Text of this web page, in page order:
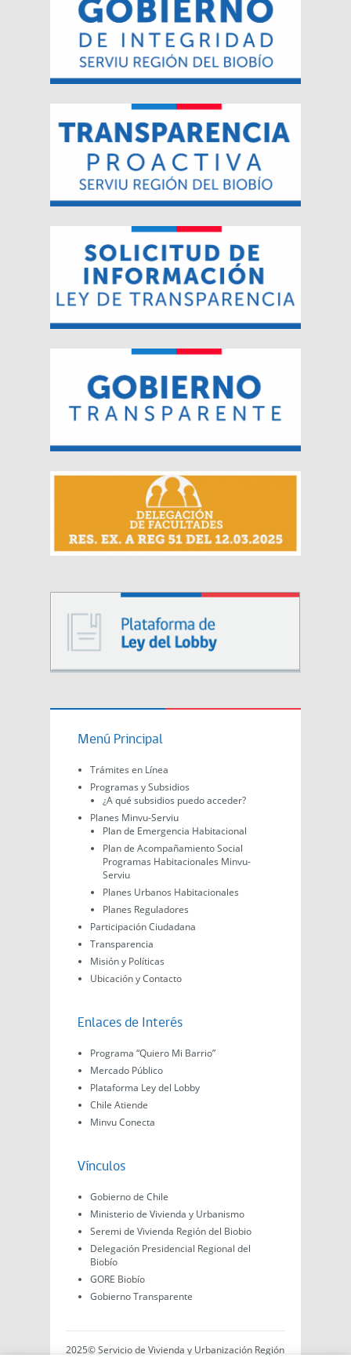
Menú Principal
Trámites en Línea
Programas y Subsidios
¿A qué subsidios puedo acceder?
Planes Minvu-Serviu
Plan de Emergencia Habitacional
Plan de Acompañamiento Social
Programas Habitacionales Minvu-
Serviu
Planes Urbanos Habitacionales
Planes Reguladores
Participación Ciudadana
Transparencia
Misión y Políticas
Ubicación y Contacto
Enlaces de Interés
Programa “Quiero Mi Barrio”
Mercado Público
Plataforma Ley del Lobby
Chile Atiende
Minvu Conecta
Vínculos
Gobierno de Chile
Ministerio de Vivienda y Urbanismo
Seremi de Vivienda Región del Biobio
Delegación Presidencial Regional del
Biobío
GORE Biobío
Gobierno Transparente
2025© Servicio de Vivienda y Urbanización Región